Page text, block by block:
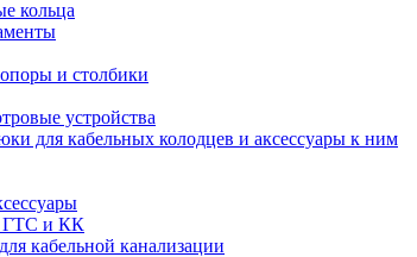
кольца
и столбики
устройства
для кабельных колодцев и аксессуары к ним
ГТС и КК
кабельной канализации